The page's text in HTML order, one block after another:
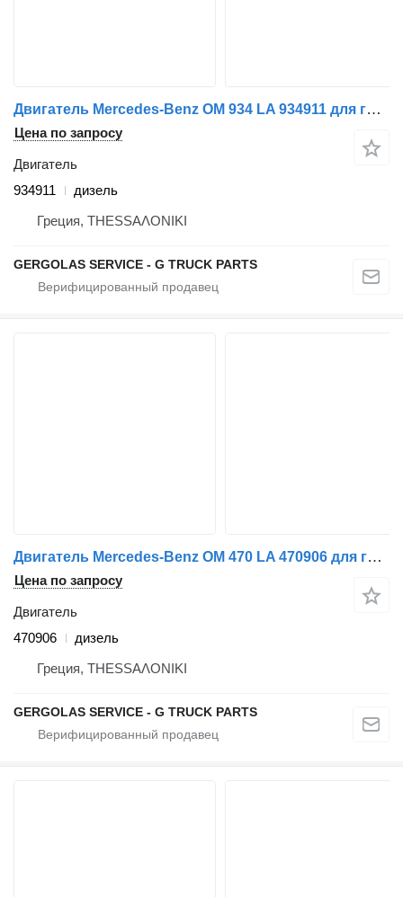
Двигатель Mercedes-Benz OM 934 LA 934911 для грузовика Mercedes-Benz ATEGO
Цена по запросу
Двигатель
934911
дизель
Греция, ΤΗΕSSΑΛΟΝΙΚΙ
GERGOLAS SERVICE - G TRUCK PARTS
Двигатель Mercedes-Benz OM 470 LA 470906 для грузовика Mercedes-Benz ACTROS MP4
Цена по запросу
Двигатель
470906
дизель
Греция, ΤΗΕSSΑΛΟΝΙΚΙ
GERGOLAS SERVICE - G TRUCK PARTS